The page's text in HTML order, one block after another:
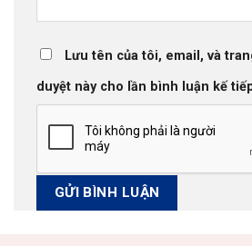
Lưu tên của tôi, email, và
duyệt này cho lần bình luận kế